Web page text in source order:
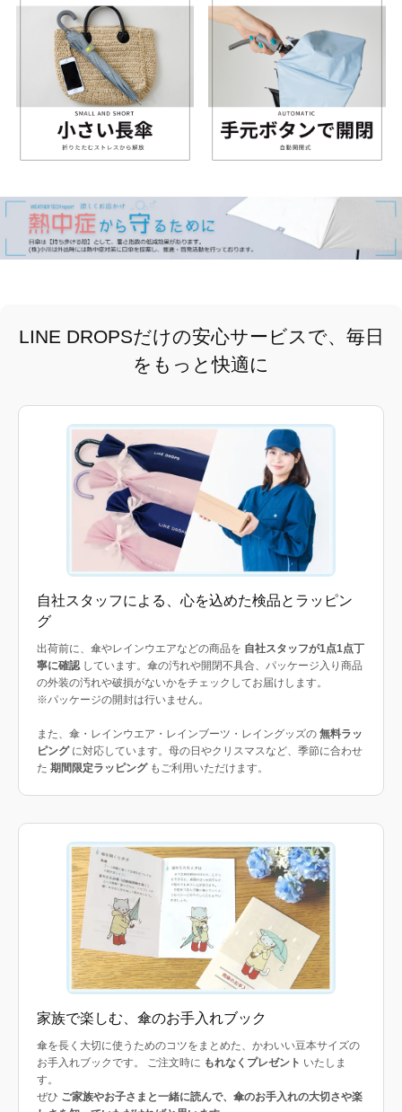
LINE DROPSだけの安心サービスで、毎日
をもっと快適に
自社スタッフによる、心を込めた検品とラッピン
グ
出荷前に、傘やレインウエアなどの商品を 自社スタッフが1点1点丁
寧に確認しています。傘の汚れや開閉不具合、パッケージ入り商品
の外装の汚れや破損がないかをチェックしてお届けします。
※パッケージの開封は行いません。
また、傘・レインウエア・レインブーツ・レイングッズの 無料ラッ
ピングに対応しています。母の日やクリスマスなど、季節に合わせ
た 期間限定ラッピングもご利用いただけます。
家族で楽しむ、傘のお手入れブック
傘を長く大切に使うためのコツをまとめた、かわいい豆本サイズの
お手入れブックです。 ご注文時に もれなくプレゼント いたしま
す。
ぜひ ご家族やお子さまと一緒に読んで、傘のお手入れの大切さや楽